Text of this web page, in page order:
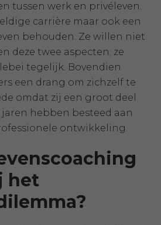
tussen werk en privéleven.
carrière maar ook een
behouden. Ze willen niet
deze twee aspecten; ze
tegelijk. Bovendien
een drang om zichzelf te
omdat zij een groot deel
hebben besteed aan
ontwikkeling.
het